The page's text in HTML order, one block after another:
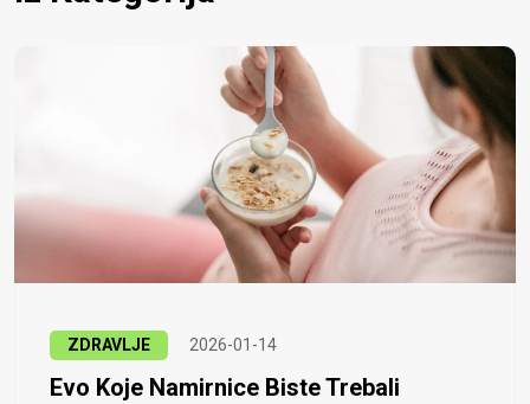
ZDRAVLJE 2026-01-14
Evo Koje Namirnice Biste Trebali